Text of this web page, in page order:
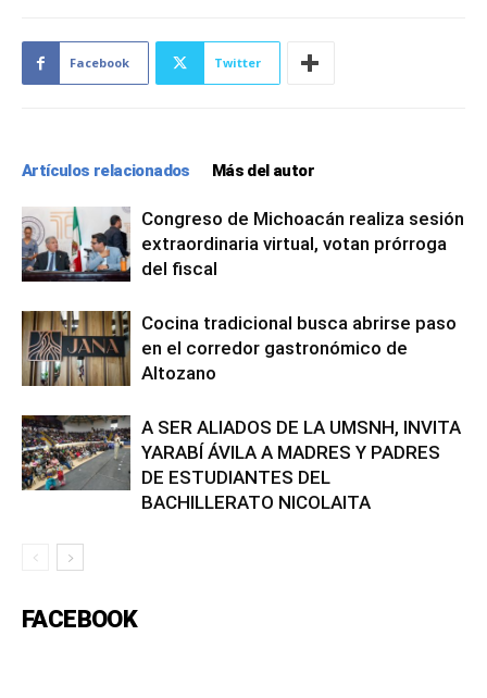
Facebook Twitter
Artículos relacionados Más del autor
Congreso de Michoacán realiza sesión
extraordinaria virtual, votan prórroga
del fiscal
Cocina tradicional busca abrirse paso
en el corredor gastronómico de
Altozano
A SER ALIADOS DE LA UMSNH, INVITA
YARABÍ ÁVILA A MADRES Y PADRES
DE ESTUDIANTES DEL
BACHILLERATO NICOLAITA
FACEBOOK